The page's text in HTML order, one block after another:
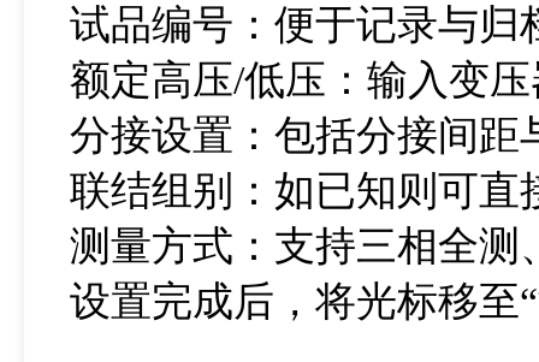
试品编号：便于记录与归
额定高压/低压：输入变
分接设置：包括分接间距
联结组别：如已知则可直
测量方式：支持三相全测
设置完成后，将光标移至